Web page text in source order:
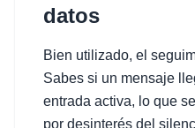
datos
Bien utilizado, el
Sabes si un mensaje
entrada activa, lo que
por desinterés del